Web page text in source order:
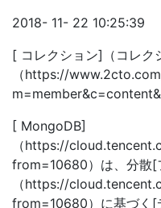
2018- 11- 22 10:25:39
[ コレクション]（コレク
（https://
[ MongoDB]
（https://
from=10680）は、分散[
（https://
from=10680）に基づく[